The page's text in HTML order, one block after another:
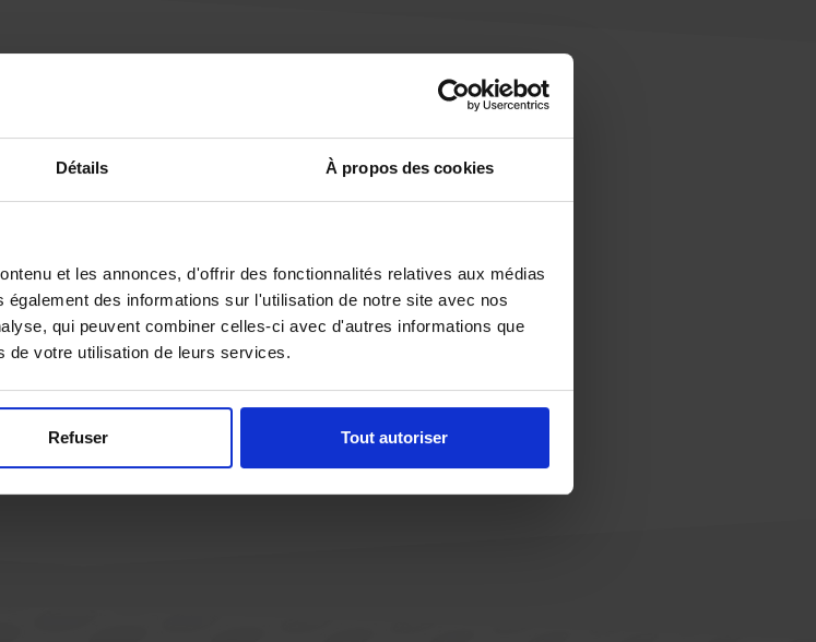
Détails À propos des cookies
et les annonces, d'offrir des fonctionnalités relatives aux médias
des informations sur l'utilisation de notre site avec nos
qui peuvent combiner celles-ci avec d'autres informations que
de votre utilisation de leurs services.
Refuser Tout autoriser
Une urgence ?
Vous souhaitez être